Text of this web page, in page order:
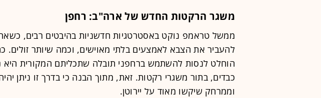
משגר הרקטות החדש של ארה"ב: רחפן
ממשל טראמפ נוקט באסטרטגיות חדשניות בהיבטים רבים,
להעביר את הצבא לאמצעים בלתי מאוישים, וכמה שיותר זולים.
הוחלט לנסות להשתמש ברחפני תובלה שתכליתם המקורית
כבדים, בתור משגרי רקטות. זאת, מתוך הבנה כי בדרך זו ניתן
וממרחק שיקשו מאוד על יירוטן.